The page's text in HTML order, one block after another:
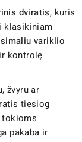
dviratis, kuris
klasikiniam
variklio
kontrolę
žvyru ar
tiesiog
tokioms
pakaba ir